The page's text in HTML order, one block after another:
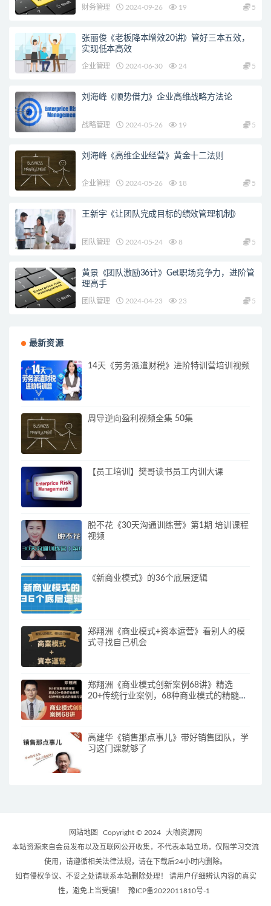
财务管理 2024-09-26 19 5
张丽俊《老板降本增效20讲》管好三本五效，
实现低本高效
企业管理 2024-06-30 24 5
刘海峰《顺势借力》企业高维战略方法论
战略管理 2024-05-26 19 5
刘海峰《高维企业经营》黄金十二法则
企业管理 2024-05-26 18 5
王新宇《让团队完成目标的绩效管理机制》
团队管理 2024-05-24 8 5
黄景《团队激励36计》Get职场竞争力，进阶管
理高手
团队管理 2024-04-23 23 5
最新资源
14天《劳务派遣财税》进阶特训营培训视频
周导逆向盈利视频全集 50集
【员工培训】樊哥读书员工内训大课
脱不花《30天沟通训练营》第1期 培训课程
视频
《新商业模式》的36个底层逻辑
郑翔洲《商业模式+资本运营》看别人的模
式寻找自己机会
郑翔洲《商业模式创新案例68讲》精选
20+传统行业案例，68种商业模式的精髓与
高建华《销售那点事儿》带好销售团队，学
习这门课就够了
网站地图 Copyright © 2024
大咖资源网
本站资源来自会员发布以及互联网公开收集，不代表本站立场，仅限学习交流
使用，请遵循相关法律法规，请在下载后24小时内删除。
如有侵权争议、不妥之处请联系本站删除处理！ 请用户仔细辨认内容的真实
性，避免上当受骗！
豫ICP备2022011810号-1